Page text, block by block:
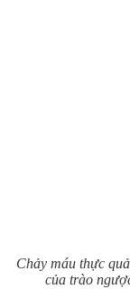
Chảy máu thực
của trào